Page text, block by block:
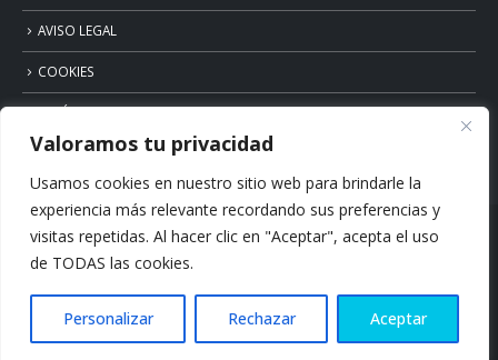
Valoramos tu privacidad
Usamos cookies en nuestro sitio web para brindarle la
experiencia más relevante recordando sus preferencias y
visitas repetidas. Al hacer clic en "Aceptar", acepta el uso
de TODAS las cookies.
Personalizar Rechazar Aceptar
AVISO LEGAL
COOKIES
POLÍTICA DE PRIVACIDAD
© Copyright 2026. Surfcantabria.com. All Rights Reserved.